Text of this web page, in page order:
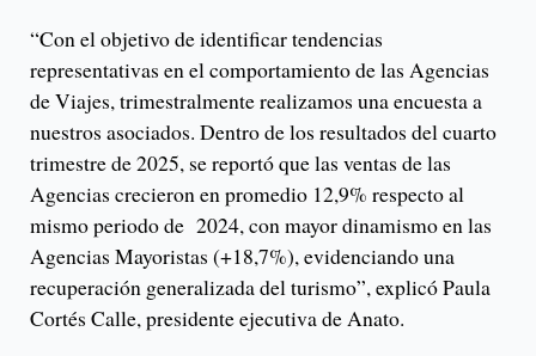
“Con el objetivo de identificar tendencias
representativas en el comportamiento de las Agencias
de Viajes, trimestralmente realizamos una encuesta a
nuestros asociados. Dentro de los resultados del cuarto
trimestre de 2025, se reportó que las ventas de las
Agencias crecieron en promedio 12,9% respecto al
mismo periodo de 2024, con mayor dinamismo en las
Agencias Mayoristas (+18,7%), evidenciando una
recuperación generalizada del turismo”, explicó Paula
Cortés Calle, presidente ejecutiva de Anato.